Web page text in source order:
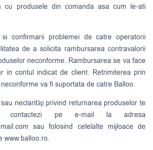
cu produsele din comanda asa cum le-ati
confirmarii problemei de catre operatorii
de a solicita rambursarea contravalorii
neconforme. Rambursarea se va face
in contul indicat de client. Retrimiterea prin
va fi suportata de catre Balloo.
neclarităţi privind returnarea produselor te
contactezi pe e-mail la adresa
sau folosind celelalte mijloace de
www.balloo.ro.